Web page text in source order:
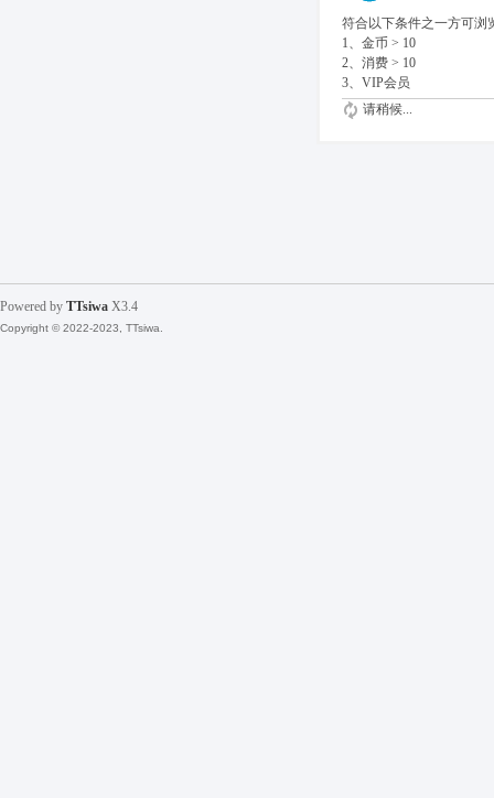
符合以下条件之一方可浏
1、金币 > 10
2、消费 > 10
3、VIP会员
请稍候...
Powered by TTsiwa X3.4
Copyright © 2022-2023, TTsiwa.